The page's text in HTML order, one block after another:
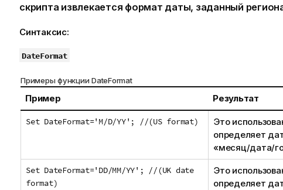
скрипта извлекается формат даты, заданный
Синтаксис:
DateFormat
Примеры функции DateFormat
Пример Результат
Set DateFormat='M/D/YY'; //(US format) Это
определяет
«месяц/дата/
Set DateFormat='DD/MM/YY'; //(UK date
format)
Это
определяет